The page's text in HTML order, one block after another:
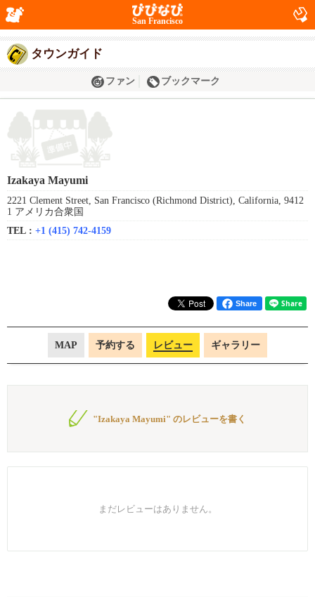
San Francisco
タウンガイド
ファン ブックマーク
Izakaya Mayumi
2221 Clement Street, San Francisco (Richmond District), California, 9412
1 アメリカ合衆国
TEL : +1 (415) 742-4159
Share
MAP 予約する レビュー ギャラリー
"Izakaya Mayumi" のレビューを書く
まだレビューはありません。